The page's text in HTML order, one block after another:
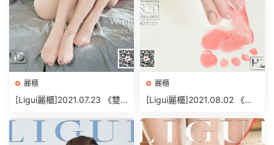
麗櫃
[Ligui麗櫃]2021.07.23 《雙
[73+1P/93MB]
麗櫃
[Ligui麗櫃]2021.08.02 《絲